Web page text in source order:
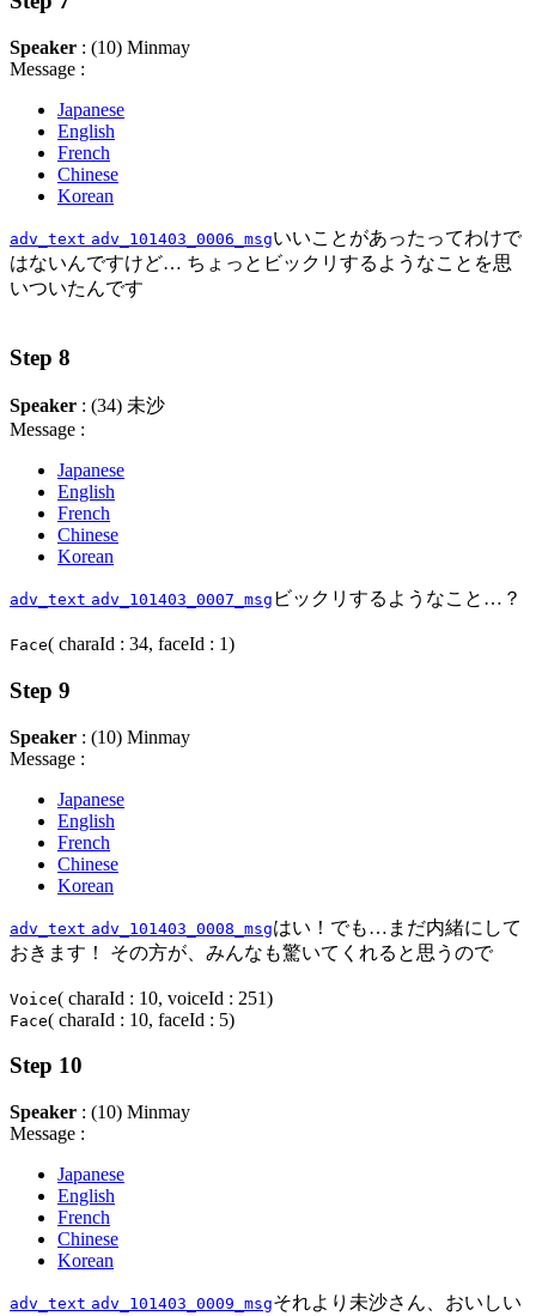
Speaker : (10) Minmay
Message :
Japanese
English
French
Chinese
Korean
adv_text adv_101403_0006_msgいいことがあったってわけで
はないんですけど… ちょっとビックリするようなことを思
いついたんです
Step 8
Speaker : (34) 未沙
Message :
Japanese
English
French
Chinese
Korean
adv_text adv_101403_0007_msg ビックリするようなこと…？
Face( charaId : 34, faceId : 1)
Step 9
Speaker : (10) Minmay
Message :
Japanese
English
French
Chinese
Korean
adv_text adv_101403_0008_msgはい！でも…まだ内緒にして
おきます！ その方が、みんなも驚いてくれると思うので
Voice( charaId : 10, voiceId : 251)
Face( charaId : 10, faceId : 5)
Step 10
Speaker : (10) Minmay
Message :
Japanese
English
French
Chinese
Korean
adv_text adv_101403_0009_msgそれより未沙さん、おいしい